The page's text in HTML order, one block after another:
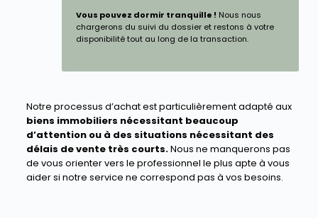
Vous pouvez dormir tranquille ! Nous nous
chargerons du suivi du dossier et restons à votre
disponibilité tout au long de la transaction.
Notre processus d’achat est particulièrement adapté aux
biens immobiliers nécessitant beaucoup
d’attention ou à des situations nécessitant des
délais de vente très courts.Nous ne manquerons pas
de vous orienter vers le professionnel le plus apte à vous
aider si notre service ne correspond pas à vos besoins.